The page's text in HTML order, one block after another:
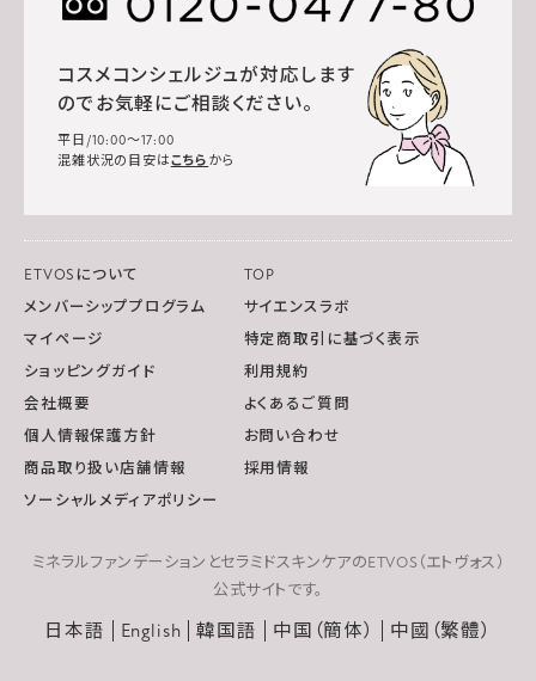
コスメコンシェルジュが対応します
のでお気軽にご相談ください。
平日/10:00～17:00
混雑状況の目安はこちら から
ETVOSについて
TOP
メンバーシッププログラム
サイエンスラボ
マイページ
特定商取引に基づく表示
ショッピングガイド
利用規約
会社概要
よくあるご質問
個人情報保護方針
お問い合わせ
商品取り扱い店舗情報
採用情報
ソーシャルメディアポリシー
ミネラルファンデーションとセラミドスキンケアのETVOS（エトヴォス）
公式サイトです。
日本語 English 韓国語 中国（簡体） 中國（繁體）